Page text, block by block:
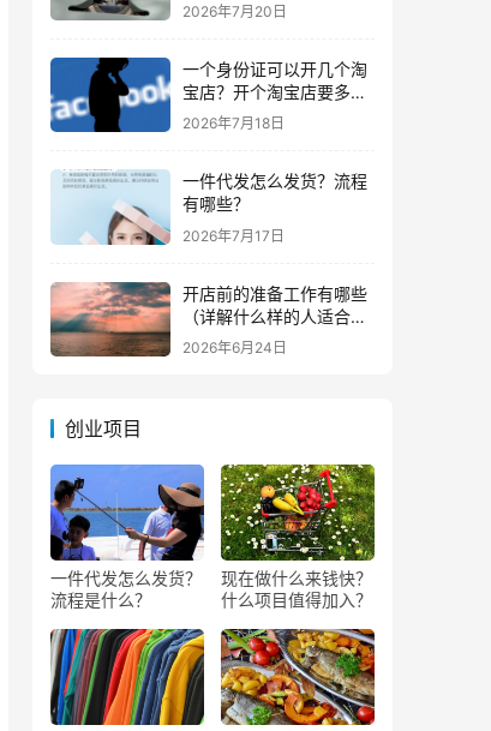
2026年7月20日
一个身份证可以开几个淘
宝店？开个淘宝店要多少
钱？
2026年7月18日
一件代发怎么发货？流程
有哪些？
2026年7月17日
开店前的准备工作有哪些
（详解什么样的人适合做
生意）
2026年6月24日
创业项目
一件代发怎么发货？
流程是什么？
现在做什么来钱快？
什么项目值得加入？